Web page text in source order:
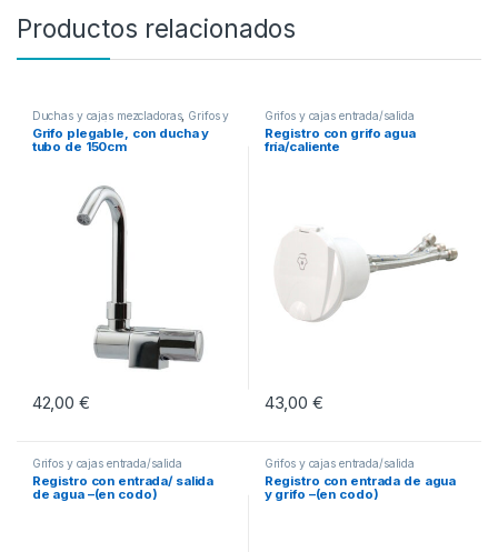
Productos relacionados
Duchas y cajas mezcladoras, Grifos y
cajas entrada/salida
Grifo plegable, con ducha y
tubo de 150cm
42,00 €
Grifos y cajas entrada/salida
Registro con grifo agua
fría/caliente
43,00 €
Grifos y cajas entrada/salida
Registro con entrada/ salida
de agua –(en codo)
Grifos y cajas entrada/salida
Registro con entrada de agua
y grifo –(en codo)